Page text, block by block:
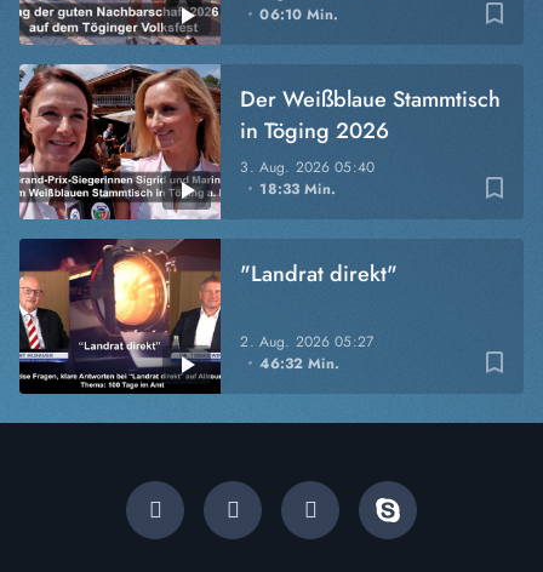
bookmark_border
06:10 Min.
bookmark_border
3. Aug. 202605:40
18:33 Min.
Der Weißblaue Stammtisch
in Töging 2026
bookmark_border
2. Aug. 202605:27
46:32 Min.
"Landrat direkt"